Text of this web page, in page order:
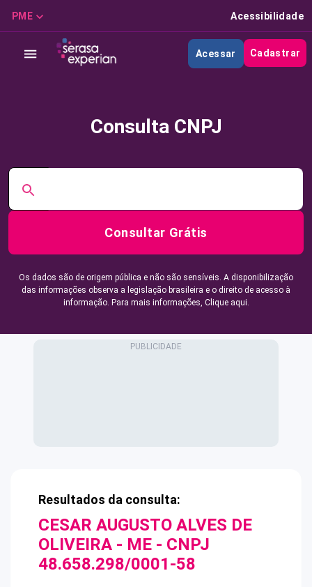
PME Acessibilidade
Acessar Cadastrar
Consulta CNPJ
Consultar Grátis
Os dados são de origem pública e não são sensíveis. A disponibilização
das informações observa a legislação brasileira e o direito de acesso à
informação. Para mais informações, Clique aqui.
Resultados da consulta:
CESAR AUGUSTO ALVES DE
OLIVEIRA - ME - CNPJ
48.658.298/0001-58